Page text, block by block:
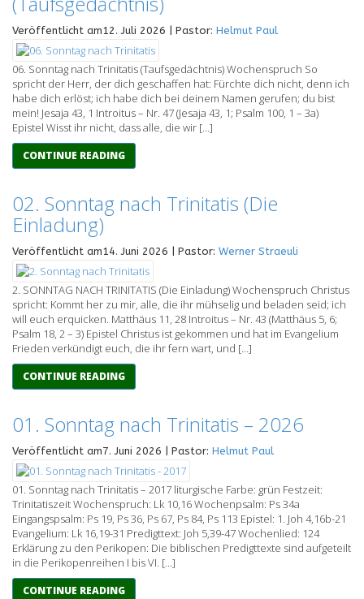
Veröffentlicht am12. Juli 2026 | Pastor: Helmut Paul
06. Sonntag nach Trinitatis (Taufsgedächtnis) Wochenspruch So
spricht der Herr, der dich geschaffen hat: Fürchte dich nicht, denn ich
habe dich erlöst; ich habe dich bei deinem Namen gerufen; du bist
mein! Jesaja 43, 1 Introitus – Nr. 47 (Jesaja 43, 1; Psalm 100, 1 – 3a)
Epistel Wisst ihr nicht, dass alle, die wir […]
CONTINUE READING
02. Sonntag nach Trinitatis (Die
Einladung)
Veröffentlicht am14. Juni 2026 | Pastor: Werner Straeuli
2. SONNTAG NACH TRINITATIS (Die Einladung) Wochenspruch Christus
spricht: Kommt her zu mir, alle, die ihr mühselig und beladen seid; ich
will euch erquicken. Matthäus 11, 28 Introitus – Nr. 43 (Matthäus 5, 6;
Psalm 18, 2 – 3) Epistel Christus ist gekommen und hat im Evangelium
Frieden verkündigt euch, die ihr fern wart, und […]
CONTINUE READING
01. Sonntag nach Trinitatis – 2026
Veröffentlicht am7. Juni 2026 | Pastor: Helmut Paul
01. Sonntag nach Trinitatis – 2017 liturgische Farbe: grün Festzeit:
Trinitatiszeit Wochenspruch: Lk 10,16 Wochenpsalm: Ps 34a
Eingangspsalm: Ps 19, Ps 36, Ps 67, Ps 84, Ps 113 Epistel: 1. Joh 4,16b-21
Evangelium: Lk 16,19-31 Predigttext: Joh 5,39-47 Wochenlied: 124
Erklärung zu den Perikopen: Die biblischen Predigttexte sind aufgeteilt
in die Perikopenreihen I bis VI. […]
CONTINUE READING